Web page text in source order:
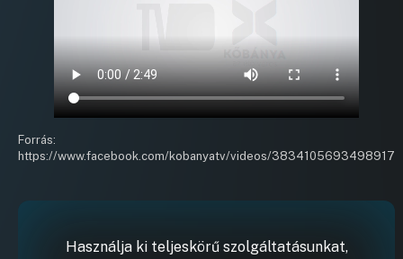
Forrás:
https://www.facebook.com/kobanyatv/videos/3834105693498917
Használja ki teljeskörű szolgáltatásunkat,